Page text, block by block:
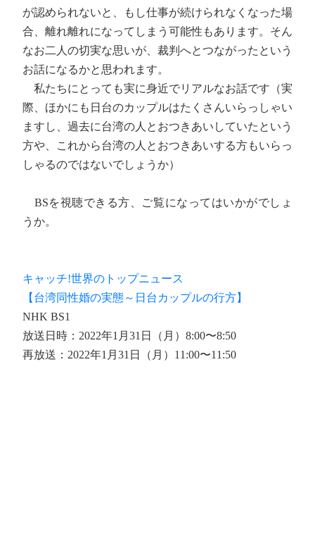
が認められないと、もし仕事が続けられなくなった場
合、離れ離れになってしまう可能性もあります。そん
なお二人の切実な思いが、裁判へとつながったという
お話になるかと思われます。
私たちにとっても実に身近でリアルなお話です（実
際、ほかにも日台のカップルはたくさんいらっしゃい
ますし、過去に台湾の人とおつきあいしていたという
方や、これから台湾の人とおつきあいする方もいらっ
しゃるのではないでしょうか）
BSを視聴できる方、ご覧になってはいかがでしょ
うか。
キャッチ!世界のトップニュース
【台湾同性婚の実態～日台カップルの行方】
NHK BS1
放送日時：2022年1月31日（月）8:00〜8:50
再放送：2022年1月31日（月）11:00〜11:50